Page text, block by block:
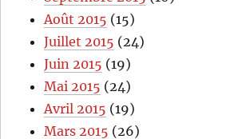
Août 2015 (15)
Juillet 2015 (24)
Juin 2015 (19)
Mai 2015 (24)
Avril 2015 (19)
Mars 2015 (26)